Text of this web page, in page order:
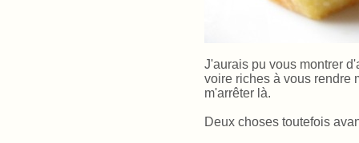
J'aurais pu vous montrer
voire riches à vous rendre
m'arrêter là.
Deux choses toutefois